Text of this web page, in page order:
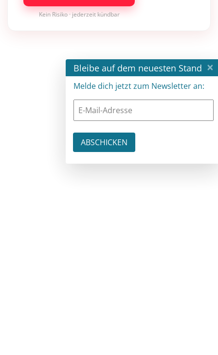
Kein Risiko · jederzeit kündbar
Bleibe auf dem neuesten Stand ×
Melde dich jetzt zum Newsletter an: